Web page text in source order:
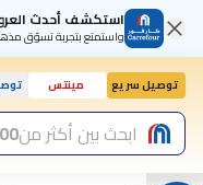
استكشف أحدث
واستمتع بتجربة تسوّق
توصيل سريع مينتس
ابحث بين أكثر من